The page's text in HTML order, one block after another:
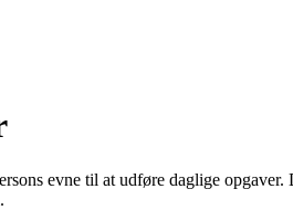
evne til at udføre daglige